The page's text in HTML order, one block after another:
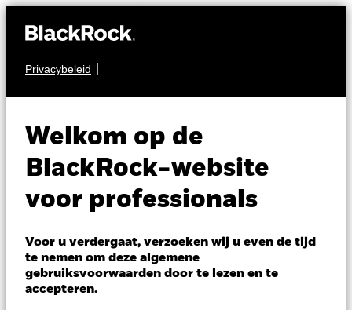
Privacybeleid
Welkom op de
BlackRock-website
voor professionals
Voor u verdergaat, verzoeken wij u even de tijd
te nemen om deze algemene
gebruiksvoorwaarden door te lezen en te
accepteren.
AANDELEN
NAV per 07/aug/2026
GBP 22,98
Variatie 52wk: 19,09 - 23,23